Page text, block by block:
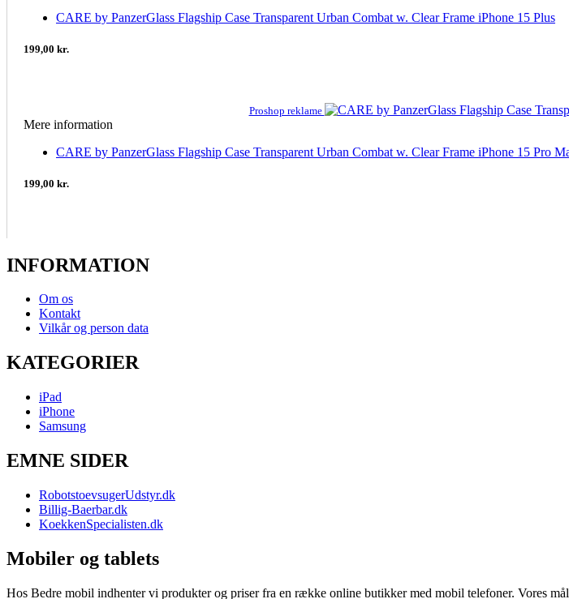
CARE by PanzerGlass Flagship Case Transparent Urban Combat w. Clear Frame iPhone 15 Plus
199,00 kr.
Proshop reklame
Mere information
CARE by PanzerGlass Flagship Case Transparent Urban Combat w. Clear Frame iPhone 15 Pro
199,00 kr.
INFORMATION
Om os
Kontakt
Vilkår og person data
KATEGORIER
iPad
iPhone
Samsung
EMNE SIDER
RobotstoevsugerUdstyr.dk
Billig-Baerbar.dk
KoekkenSpecialisten.dk
Mobiler og tablets
Hos Bedre mobil indhenter vi produkter og priser fra en række online butikker med mobil telefoner. Vores